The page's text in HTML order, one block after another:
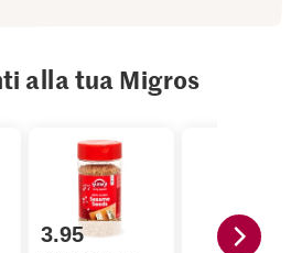
alla tua Migros
3.95